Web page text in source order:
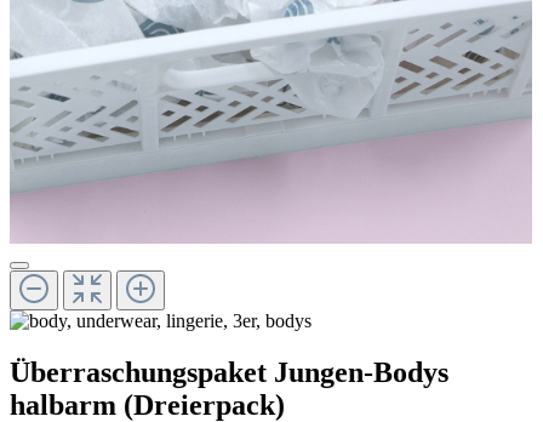
Überraschungspaket Jungen-Bodys
halbarm (Dreierpack)